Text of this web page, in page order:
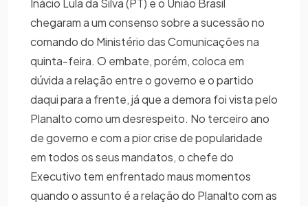
Inácio Lula da Silva (PT) e o União Brasil
chegaram a um consenso sobre a sucessão no
comando do Ministério das Comunicações na
quinta-feira. O embate, porém, coloca em
dúvida a relação entre o governo e o partido
daqui para a frente, já que a demora foi vista pelo
Planalto como um desrespeito. No terceiro ano
de governo e com a pior crise de popularidade
em todos os seus mandatos, o chefe do
Executivo tem enfrentado maus momentos
quando o assunto é a relação do Planalto com as